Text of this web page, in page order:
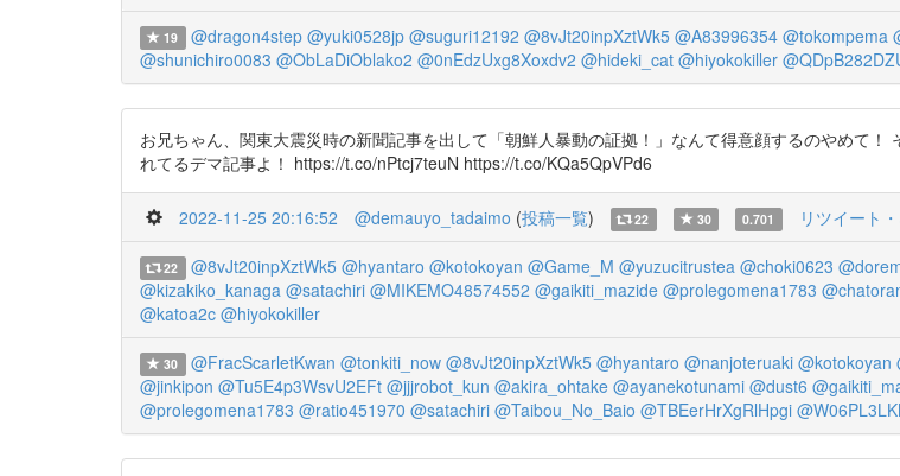
19 @dragon4step @yuki0528jp @suguri12192 @8vJt20inpXztWk5 @A83996354 @tokompema
@shunichiro0083 @ObLaDiOblako2 @0nEdzUxg8Xoxdv2 @hideki_cat @hiyokokiller
お兄ちゃん、関東大震災時の新聞記事を出して「朝鮮人暴動の証拠！」なんて得意顔するのやめて
れてるデマ記事よ！ https://t.co/nPtcj7teuN https://t.co/KQa5QpVPd6
2022-11-25 20:16:52 @demauyo_tadaimo (投稿一覧) 22 30 0.701 リツイート
22 @8vJt20inpXztWk5 @hyantaro @kotokoyan @Game_M @yuzucitrustea @choki0623
@kizakiko_kanaga @satachiri @MIKEMO48574552 @gaikiti_mazide @prolegomena1783
@katoa2c @hiyokokiller
30 @FracScarletKwan @tonkiti_now @8vJt20inpXztWk5 @hyantaro @nanjoteruaki @kotokoyan
@jinkipon @Tu5E4p3WsvU2EFt @jjjrobot_kun @akira_ohtake @ayanekotunami @dust6
@prolegomena1783 @ratio451970 @satachiri @Taibou_No_Baio @TBEerHrXgRlHpgi